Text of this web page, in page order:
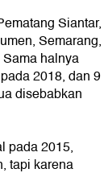
Siantar,
Semarang,
halnya
2018, dan 9
disebabkan
pada 2015,
tapi karena